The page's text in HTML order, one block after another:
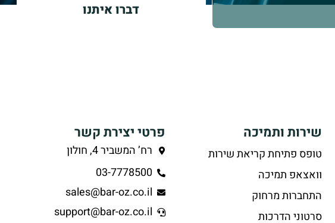
דברו איתנו
שירות ותמיכה
טופס פתיחת קריאת שירות
וואצאפ תמיכה
התחברות מרחוק
סרטוני הדרכות
פרטי יצירת קשר
רח’ המשביר 4, חולון
03-7778500
sales@bar-oz.co.il
support@bar-oz.co.il